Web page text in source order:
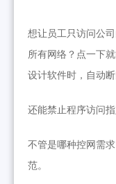
想让员工只访问公
所有网络？点一下
设计软件时，自动
还能禁止程序访问
不管是哪种控网需
范。